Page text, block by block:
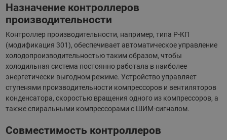
Назначение контроллеров
производительности
Контроллер производительности, например, типа Р-КП
(модификация 301), обеспечивает автоматическое управление
холодопроизводительностью таким образом, чтобы
холодильная система постоянно работала в наиболее
энергетически выгодном режиме. Устройство управляет
ступенями производительности компрессоров и вентиляторов
конденсатора, скоростью вращения одного из компрессоров, а
также спиральными компрессорами с ШИМ-сигналом.
Совместимость контроллеров